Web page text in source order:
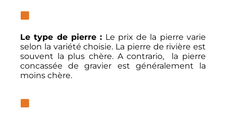
Le type de pierre : Le prix de la pierre varie
selon la variété choisie. La pierre de rivière est
souvent la plus chère. A contrario, la pierre
concassée de gravier est généralement la
moins chère.